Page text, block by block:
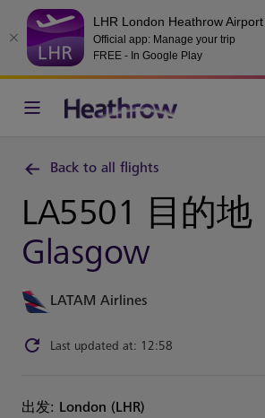
LHR London Heathrow Airport
Official app: Manage your trip
FREE - In Google Play
Back to all flights
LA5501 目的地
Glasgow
LATAM Airlines
Last updated at: 12:58
出发: London (LHR)